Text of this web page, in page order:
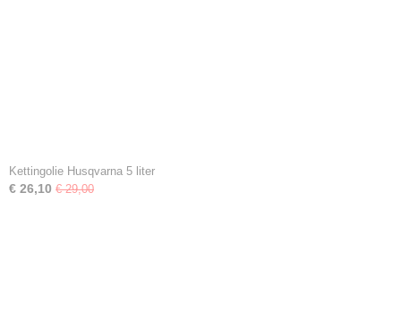
Kettingolie Husqvarna 5 liter
€ 26,10 € 29,00